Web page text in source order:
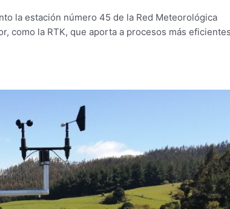
la estación número 45 de la Red Meteorológica
como la RTK, que aporta a procesos más